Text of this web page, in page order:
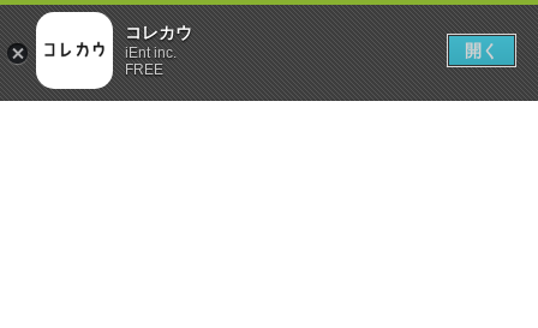
コレカウ
iEnt inc.
FREE
開く